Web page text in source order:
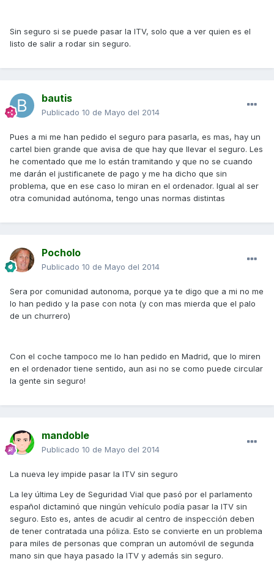
Sin seguro si se puede pasar la ITV, solo que a ver quien es el
listo de salir a rodar sin seguro.
bautis
Publicado 10 de Mayo del 2014
Pues a mi me han pedido el seguro para pasarla, es mas, hay un
cartel bien grande que avisa de que hay que llevar el seguro. Les
he comentado que me lo están tramitando y que no se cuando
me darán el justificanete de pago y me ha dicho que sin
problema, que en ese caso lo miran en el ordenador. Igual al ser
otra comunidad autónoma, tengo unas normas distintas
Pocholo
Publicado 10 de Mayo del 2014
Sera por comunidad autonoma, porque ya te digo que a mi no me
lo han pedido y la pase con nota (y con mas mierda que el palo
de un churrero)
Con el coche tampoco me lo han pedido en Madrid, que lo miren
en el ordenador tiene sentido, aun asi no se como puede circular
la gente sin seguro!
mandoble
Publicado 10 de Mayo del 2014
La nueva ley impide pasar la ITV sin seguro
La ley última Ley de Seguridad Vial que pasó por el parlamento
español dictaminó que ningún vehículo podía pasar la ITV sin
seguro. Esto es, antes de acudir al centro de inspección deben
de tener contratada una póliza. Esto se convierte en un problema
para miles de personas que compran un automóvil de segunda
mano sin que haya pasado la ITV y además sin seguro.